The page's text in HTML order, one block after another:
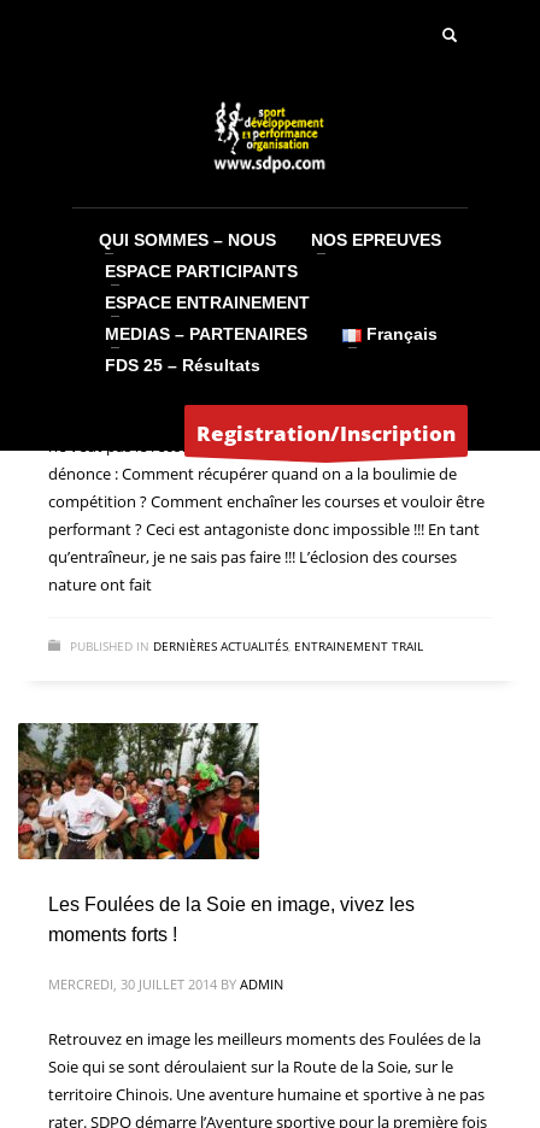
QUI SOMMES – NOUS
NOS EPREUVES
ESPACE PARTICIPANTS
ESPACE ENTRAINEMENT
MEDIAS – PARTENAIRES
Français
FDS 25 – Résultats
Registration/Inscription
ETABLIR UNE PROGRAMMATION
INTELLIGENTE POUR L’ENTRAINEMENT TRAIL
par Jean Claude Le Cornec (3ème partie)
LUNDI, 10 OCTOBRE 2022 BYADMIN
ne veut pas le reconnaître mais personnellement je le
dénonce : Comment récupérer quand on a la boulimie de
compétition ? Comment enchaîner les courses et vouloir être
performant ? Ceci est antagoniste donc impossible !!! En tant
qu’entraîneur, je ne sais pas faire !!! L’éclosion des courses
nature ont fait
PUBLISHED IN DERNIÈRES ACTUALITÉS, ENTRAINEMENT TRAIL
Les Foulées de la Soie en image, vivez les
moments forts !
MERCREDI, 30 JUILLET 2014 BY ADMIN
Retrouvez en image les meilleurs moments des Foulées de la
Soie qui se sont déroulaient sur la Route de la Soie, sur le
territoire Chinois. Une aventure humaine et sportive à ne pas
rater. SDPO démarre l’Aventure sportive pour la première fois